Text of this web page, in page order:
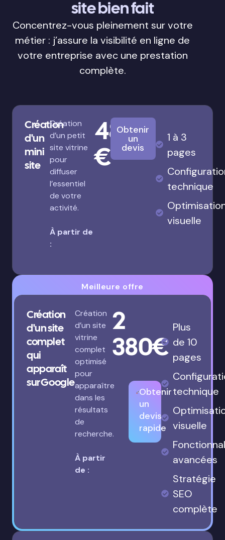
site bien fait
Concentrez-vous pleinement sur votre
métier : j’assure la visibilité en ligne de
votre entreprise avec une prestation
complète.
Création
d'un
mini
site
Création
d’un petit
site vitrine
pour
diffuser
l’essentiel
de votre
activité.
À partir de
:
480
€
Obtenir
un
devis
1 à 3
pages
technique
visuelle
Meilleure offre
Création
d'un site
complet
qui
apparaît
sur Google
Création
d’un site
vitrine
complet
optimisé
pour
apparaître
dans les
résultats
de
recherche.
À partir
de :
2
380€
Obtenir
un
devis
rapide
Plus
de 10
pages
technique
visuelle
avancées
Stratégie
SEO
complète